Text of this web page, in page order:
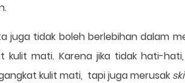
juga tidak boleh berlebihan dalam
kulit mati. Karena jika tidak hati-
kulit mati, tapi juga merusak